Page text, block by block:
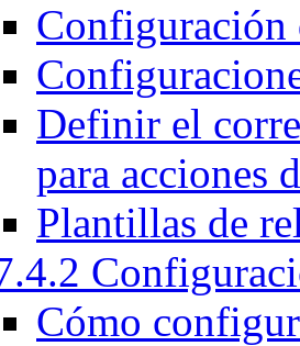
Configuración
Definir el
para acciones
Plantillas de
Cómo